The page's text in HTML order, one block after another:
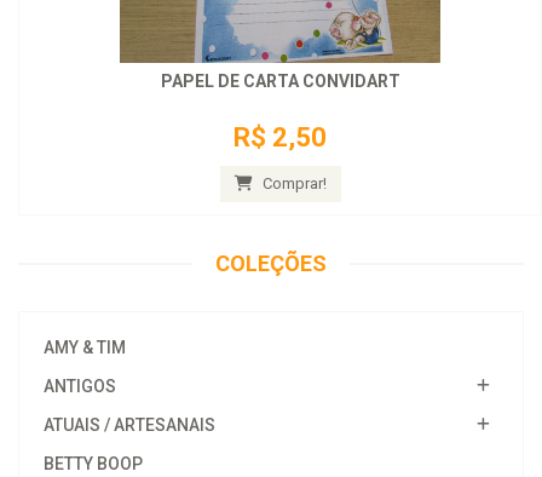
PAPEL DE CARTA CONVIDART
R$ 2,50
Comprar!
COLEÇÕES
AMY & TIM
ANTIGOS
ATUAIS / ARTESANAIS
BETTY BOOP